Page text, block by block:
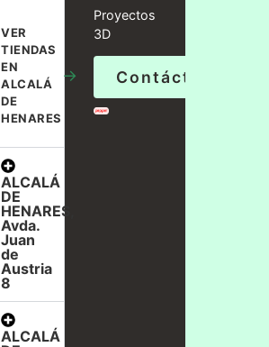
VER
TIENDAS
EN
ALCALÁ
DE
HENARES
→
ALCALÁ
DE
HENARES,
Avda.
Juan
de
Austria
8
ALCALÁ
Proyectos
3D
Contáctanos